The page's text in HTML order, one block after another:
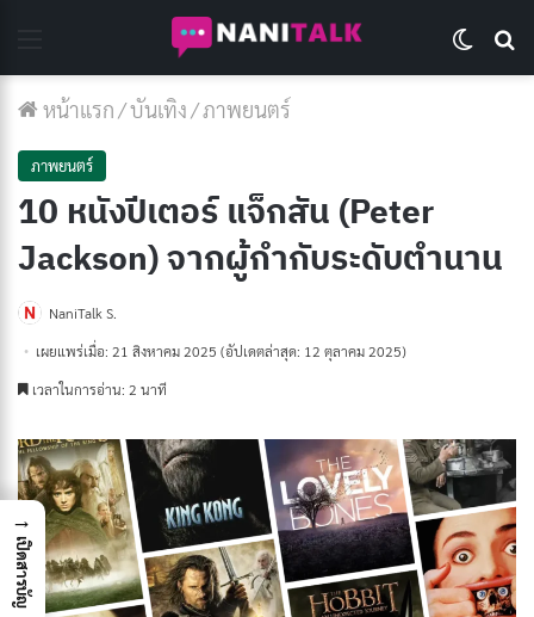
หน้าแรก/บันเทิง/ภาพยนตร์
ภาพยนตร์
10 หนังปีเตอร์ แจ็กสัน (Peter
Jackson) จากผู้กำกับระดับตำนาน
NaniTalk S.
เผยแพร่เมื่อ: 21 สิงหาคม 2025 (อัปเดตล่าสุด: 12 ตุลาคม 2025)
เวลาในการอ่าน: 2 นาที
→
เปิดสารบัญ